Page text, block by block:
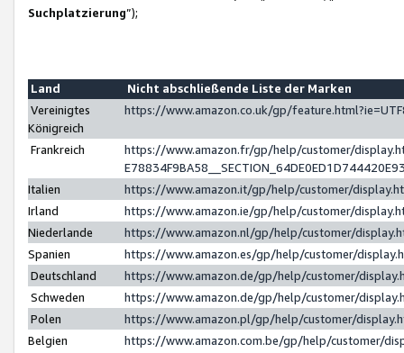
Suchplatzierung”);
Land
Nicht abschließende Liste der Marken
Vereinigtes
Königreich
https://www.amazon.co.uk/gp/
Frankreich
https://www.amazon.fr/gp/help/customer/
Italien
https://www.amazon.it/gp/help/customer/
Irland
https://www.amazon.ie/gp/help/customer/
Niederlande
https://www.amazon.nl/gp/help/customer/
Spanien
https://www.amazon.es/gp/help/customer/
Deutschland
https://www.amazon.de/gp/help/customer/
Schweden
https://www.amazon.de/gp/help/customer/
Polen
https://www.amazon.pl/gp/help/customer/
Belgien
https://www.amazon.com.be/gp/help/customer/